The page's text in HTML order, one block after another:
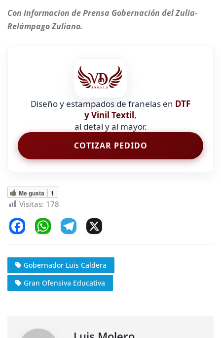
Con Informacion de Prensa Gobernación del Zulia-
Relámpago Zuliano.
Diseño y estampados de franelas en DTF
y Vinil Textil,
al detal y al mayor.
COTIZAR PEDIDO
Me gusta 1
Visitas: 178
c
e
b
W
at
s
A
e
gr
a
Gobernador Luis Caldera
Gran Ofensiva Educativa